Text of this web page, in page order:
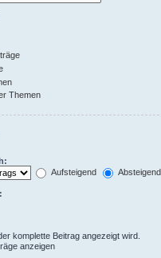
Themen
Aufsteigend
Absteigend
komplette Beitrag angezeigt wird.
anzeigen